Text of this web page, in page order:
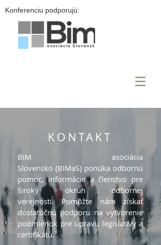
Konferenciu podporujú:
KONTAKT
BIM asociácia
Slovensko (BIMaS) ponúka odbornú
pomoc, informácie a členstvo pre
široký okruh odbornej
verejnosti. Pomôžte nám získať
dostatočnú podporu na vytvorenie
podmienok pre úpravu legislatívy a
certifikátu.